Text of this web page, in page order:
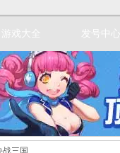
游戏大全 发号中心
战三国